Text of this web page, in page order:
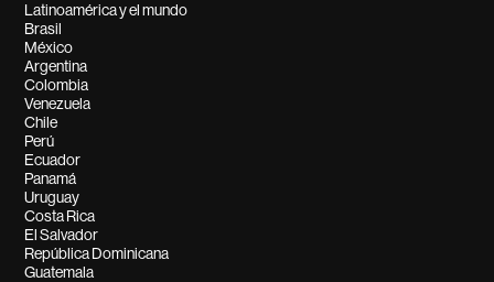
Latinoamérica y el mundo
Brasil
México
Argentina
Colombia
Venezuela
Chile
Perú
Ecuador
Panamá
Uruguay
Costa Rica
El Salvador
República Dominicana
Guatemala